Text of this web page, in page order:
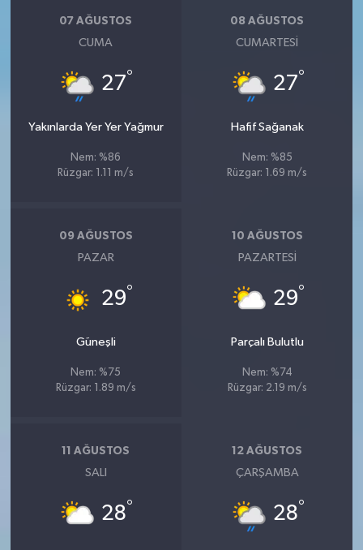
07 AĞUSTOS
CUMA
27°
Yakınlarda Yer Yer Yağmur
Nem: %86
Rüzgar: 1.11 m/s
08 AĞUSTOS
CUMARTESI
27°
Hafif Sağanak
Nem: %85
Rüzgar: 1.69 m/s
09 AĞUSTOS
PAZAR
29°
Güneşli
Nem: %75
Rüzgar: 1.89 m/s
10 AĞUSTOS
PAZARTESI
29°
Parçalı Bulutlu
Nem: %74
Rüzgar: 2.19 m/s
11 AĞUSTOS
SALI
28°
12 AĞUSTOS
ÇARŞAMBA
28°